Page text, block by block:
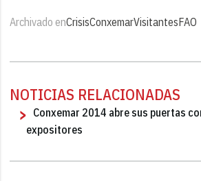
Archivado enCrisisConxemarVisitantesFAO
NOTICIAS RELACIONADAS
Conxemar 2014 abre sus puertas
expositores